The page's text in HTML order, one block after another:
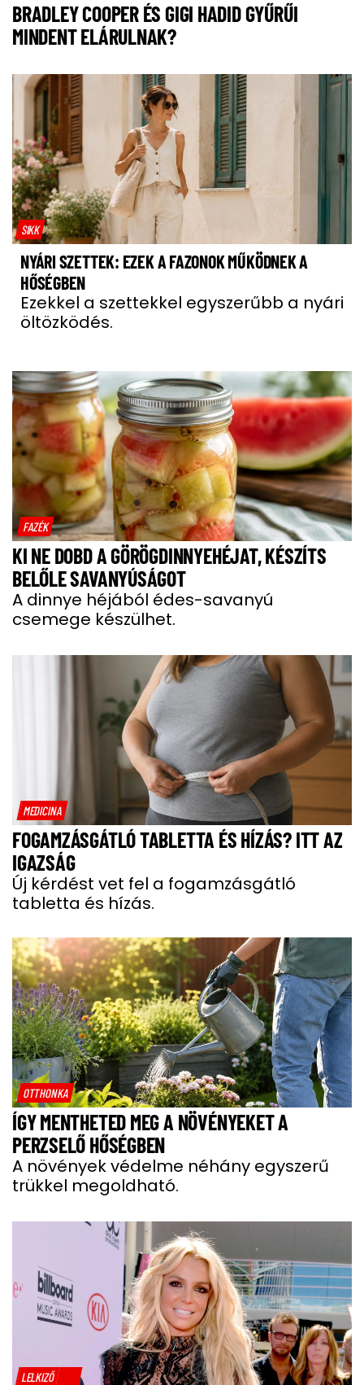
BRADLEY COOPER ÉS GIGI HADID GYŰRŰI
MINDENT ELÁRULNAK?
SIKK
NYÁRI SZETTEK: EZEK A FAZONOK MŰKÖDNEK A
HŐSÉGBEN
Ezekkel a szettekkel egyszerűbb a nyári
öltözködés.
FAZÉK
KI NE DOBD A GÖRÖGDINNYEHÉJAT, KÉSZÍTS
BELŐLE SAVANYÚSÁGOT
A dinnye héjából édes-savanyú
csemege készülhet.
MEDICINA
FOGAMZÁSGÁTLÓ TABLETTA ÉS HÍZÁS? ITT AZ
IGAZSÁG
Új kérdést vet fel a fogamzásgátló
tabletta és hízás.
OTTHONKA
ÍGY MENTHETED MEG A NÖVÉNYEKET A
PERZSELŐ HŐSÉGBEN
A növények védelme néhány egyszerű
trükkel megoldható.
LELKIZŐ